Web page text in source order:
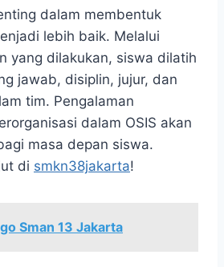
dalam membentuk
lebih baik. Melalui
yang dilakukan, siswa dilatih
jawab, disiplin, jujur, dan
tim. Pengalaman
dalam OSIS akan
masa depan siswa.
di smkn38jakarta!
Sman 13 Jakarta